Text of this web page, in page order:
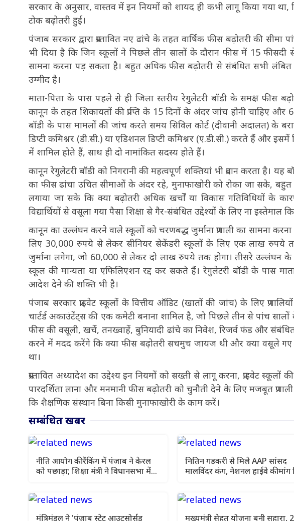
सरकार के अनुसार, वास्तव में इन नियमों को शायद ही कभी लागू किया गया
टोक बढ़ोतरी हुई।
पंजाब सरकार द्वारा प्रस्तावित नए ढांचे के तहत वार्षिक फीस बढ़ोतरी की
भी दिया है कि जिन स्कूलों ने पिछले तीन सालों के दौरान फीस में 15 फीसदी
सामना करना पड़ सकता है। बहुत अधिक फीस बढ़ोतरी से संबंधित सभी लंबित
उम्मीद है।
माता-पिता के पास पहले से ही जिला स्तरीय रेगुलेटरी बॉडी के समक्ष फीस
कानून के तहत शिकायतों की प्राप्ति के 15 दिनों के अंदर जांच होनी चाहिए और
बॉडी के पास मामलों की जांच करते समय सिविल कोर्ट (दीवानी अदालत) के
डिप्टी कमिश्नर (डी.सी.) या एडिशनल डिप्टी कमिश्नर (ए.डी.सी.) करते हैं और
में शामिल होते हैं, साथ ही दो नामांकित सदस्य होते हैं।
कानून रेगुलेटरी बॉडी को निगरानी की महत्वपूर्ण शक्तियां भी प्रदान करता है।
का फीस ढांचा उचित सीमाओं के अंदर रहे, मुनाफाखोरी को रोका जा सके,
लगाया जा सके कि क्या बढ़ोतरी अधिक खर्चों या विकास गतिविधियों के
विद्यार्थियों से वसूला गया पैसा शिक्षा से गैर-संबंधित उद्देश्यों के लिए ना इस्तेमाल
कानून का उल्लंघन करने वाले स्कूलों को चरणबद्ध जुर्माना प्रणाली का सामना
लिए 30,000 रुपये से लेकर सीनियर सेकेंडरी स्कूलों के लिए एक लाख रुपये
जुर्माना लगेगा, जो 60,000 से लेकर दो लाख रुपये तक होगा। तीसरे उल्लंघन के
स्कूल की मान्यता या एफिलिएशन रद्द कर सकते हैं। रेगुलेटरी बॉडी के पास
आदेश देने की शक्ति भी है।
पंजाब सरकार प्राइवेट स्कूलों के वित्तीय ऑडिट (खातों की जांच) के लिए
चार्टर्ड अकाउंटेंट्स की एक कमेटी बनाना शामिल है, जो पिछले तीन से पांच सालों
फीस की वसूली, खर्चे, तनख्वाहें, बुनियादी ढांचे का निवेश, रिजर्व फंड और
करने में मदद करेंगे कि क्या फीस बढ़ोतरी सचमुच जायज थी और क्या वसूले गए
था।
प्रस्तावित अध्यादेश का उद्देश्य इन नियमों को सख्ती से लागू करना, प्राइवेट
पारदर्शिता लाना और मनमानी फीस बढ़ोतरी को चुनौती देने के लिए मजबूत
कि शैक्षणिक संस्थान बिना किसी मुनाफाखोरी के काम करें।
सम्बंधित खबर
नीति आयोग की रैंकिंग में पंजाब ने केरल
को पछाड़ा; शिक्षा मंत्री ने विधानसभा में
नितिन गडकरी से मिले AAP सांसद
मालविंदर कंग, नेशनल हाईवे की मांग
मंत्रिमंडल ने 'पंजाब स्टेट आउटसोर्सड मुख्यमंत्री सेहत योजना बनी सहारा,